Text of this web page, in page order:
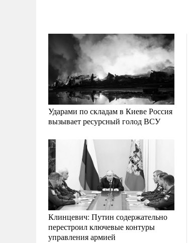
Ударами по складам в Киеве Россия
вызывает ресурсный голод ВСУ
Клинцевич: Путин содержательно
перестроил ключевые контуры
управления армией